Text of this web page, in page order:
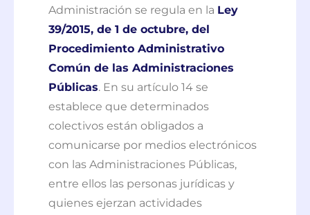
Administración se regula en la Ley
39/2015, de 1 de octubre, del
Procedimiento Administrativo
Común de las Administraciones
Públicas. En su artículo 14 se
establece que determinados
colectivos están obligados a
comunicarse por medios electrónicos
con las Administraciones Públicas,
entre ellos las personas jurídicas y
quienes ejerzan actividades